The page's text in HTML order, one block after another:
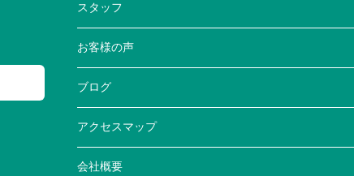
スタッフ
お客様の声
ブログ
アクセスマップ
会社概要